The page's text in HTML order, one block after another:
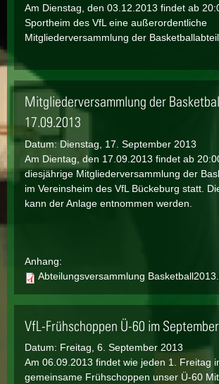
Am Dienstag, den 03.12.2013 findet ab
Sportheim des VfL eine außerordentliche
Mitgliederversammlung der
Mitgliederversammlung der
17.09.2013
Datum:Dienstag, 17. September 2013
Am Dientag, den 17.09.2013 findet ab
diesjährige Mitgliederversammlung der
im Vereinsheim des VfL Bückeburg statt.
kann der Anlage entnommen werden.
Anhang:
Abteilungsversammlung
VfL-Frühschoppen Ü-60 im
Datum: Freitag, 6. September 2013
Am 06.09.2013 findet wie jeden 1. Freitag
gemeinsame Frühschoppen unser Ü-60